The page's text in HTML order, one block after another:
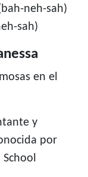
neh-sah)
sah)
en el
y
por